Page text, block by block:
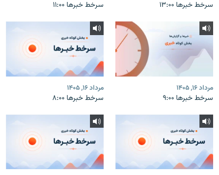
سرخط خبرها ۱۳:۰۰ سرخط خبرها ۱۱:۰۰
مرداد ۱۶, ۱۴۰۵
سرخط خبرها ۹:۰۰
مرداد ۱۶, ۱۴۰۵
سرخط خبرها ۸:۰۰